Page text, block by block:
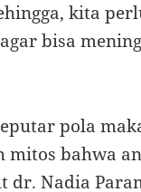
kita
bisa
pola
mitos bahwa
Nadia